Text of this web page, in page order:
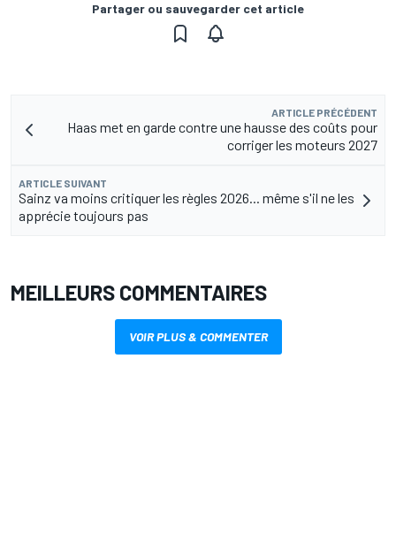
Partager ou sauvegarder cet article
ARTICLE PRÉCÉDENT
Haas met en garde contre une hausse des coûts pour
corriger les moteurs 2027
ARTICLE SUIVANT
Sainz va moins critiquer les règles 2026... même s'il ne les
apprécie toujours pas
MEILLEURS COMMENTAIRES
VOIR PLUS & COMMENTER